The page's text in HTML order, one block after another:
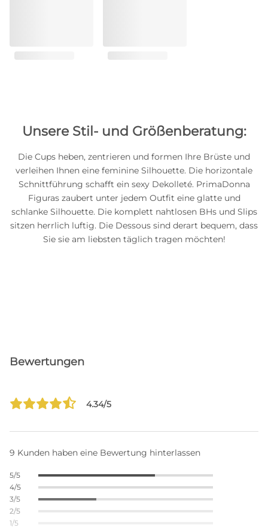
Unsere Stil- und Größenberatung:
Die Cups heben, zentrieren und formen Ihre Brüste und
verleihen Ihnen eine feminine Silhouette. Die horizontale
Schnittführung schafft ein sexy Dekolleté. PrimaDonna
Figuras zaubert unter jedem Outfit eine glatte und
schlanke Silhouette. Die komplett nahtlosen BHs und Slips
sitzen herrlich luftig. Die Dessous sind derart bequem, dass
Sie sie am liebsten täglich tragen möchten!
Bewertungen
4.34/5
9 Kunden haben eine Bewertung hinterlassen
5/5
4/5
3/5
2/5
1/5